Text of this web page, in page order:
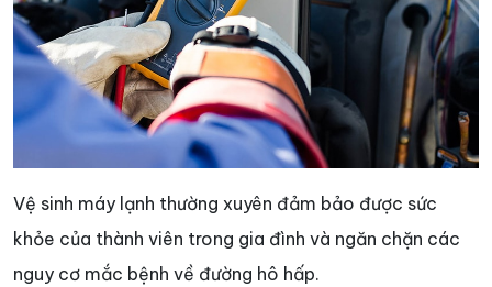
Vệ sinh máy lạnh thường xuyên đảm bảo được sức
khỏe của thành viên trong gia đình và ngăn chặn các
nguy cơ mắc bệnh về đường hô hấp.